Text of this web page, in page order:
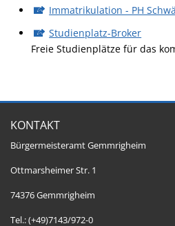
Immatrikulation - PH
Studienplatz-Broker
Freie Studienplätze für das
KONTAKT
Bürgermeisteramt Gemmrigheim
Ottmarsheimer Str. 1
74376 Gemmrigheim
Tel.: (+49)7143/972-0